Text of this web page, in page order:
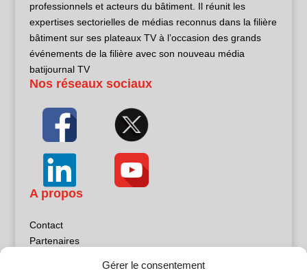
Gérer le consentement
professionnels et acteurs du bâtiment. Il réunit les
expertises sectorielles de médias reconnus dans la filière
bâtiment sur ses plateaux TV à l’occasion des grands
événements de la filière avec son nouveau média
batijournal TV
Nos réseaux sociaux
A propos
Contact
Partenaires